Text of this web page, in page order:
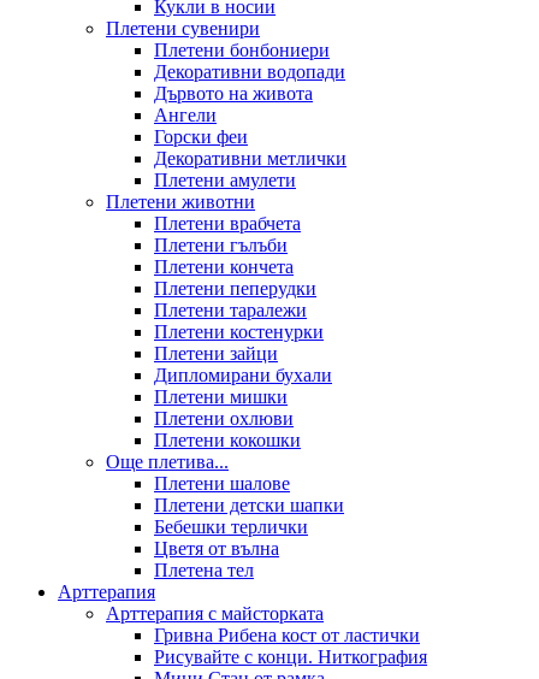
Кукли в носии
Плетени сувенири
Плетени бонбониери
Декоративни водопади
Дървото на живота
Ангели
Горски феи
Декоративни метлички
Плетени амулети
Плетени животни
Плетени врабчета
Плетени гълъби
Плетени кончета
Плетени пеперудки
Плетени таралежи
Плетени костенурки
Плетени зайци
Дипломирани бухали
Плетени мишки
Плетени охлюви
Плетени кокошки
Още плетива...
Плетени шалове
Плетени детски шапки
Бебешки терлички
Цветя от вълна
Плетена тел
Арттерапия
Арттерапия с майсторката
Гривна Рибена кост от ластички
Рисувайте с конци. Ниткография